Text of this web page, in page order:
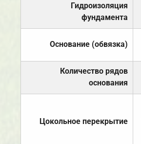
Гидроизоляция
фундамента
Основание (обвязка)
Количество рядов
основания
Цокольное перекрытие